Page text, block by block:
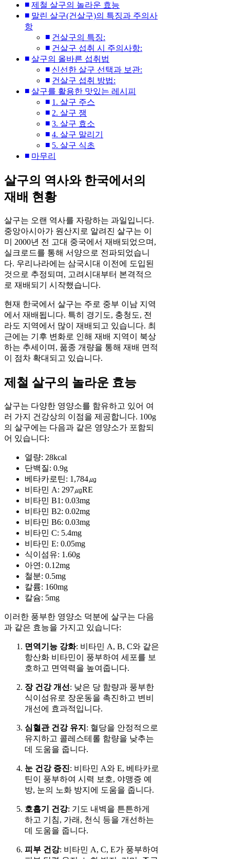
제철 살구의 놀라운 효능
말린 살구(건살구)의 특징과 주의사
항
건살구의 특징:
건살구 섭취 시 주의사항:
살구의 올바른 섭취법
신선한 살구 선택과 보관:
건살구 섭취 방법:
살구를 활용한 맛있는 레시피
1. 살구 주스
2. 살구 잼
3. 살구 효소
4. 살구 말리기
5. 살구 식초
마무리
살구의 역사와 한국에서의
재배 현황
살구는 오랜 역사를 자랑하는 과일입니다.
중앙아시아가 원산지로 알려진 살구는 이
미 2000년 전 고대 중국에서 재배되었으며,
실크로드를 통해 서양으로 전파되었습니
다. 우리나라에는 삼국시대 이전에 도입된
것으로 추정되며, 고려시대부터 본격적으
로 재배되기 시작했습니다.
현재 한국에서 살구는 주로 중부 이남 지역
에서 재배됩니다. 특히 경기도, 충청도, 전
라도 지역에서 많이 재배되고 있습니다. 최
근에는 기후 변화로 인해 재배 지역이 북상
하는 추세이며, 품종 개량을 통해 재배 면적
이 점차 확대되고 있습니다.
제철 살구의 놀라운 효능
살구는 다양한 영양소를 함유하고 있어 여
러 가지 건강상의 이점을 제공합니다. 100g
의 살구에는 다음과 같은 영양소가 포함되
어 있습니다:
열량: 28kcal
단백질: 0.9g
베타카로틴: 1,784㎍
비타민 A: 297㎍RE
비타민 B1: 0.03mg
비타민 B2: 0.02mg
비타민 B6: 0.03mg
비타민 C: 5.4mg
비타민 E: 0.05mg
식이섬유: 1.60g
아연: 0.12mg
철분: 0.5mg
칼륨: 160mg
칼슘: 5mg
이러한 풍부한 영양소 덕분에 살구는 다음
과 같은 효능을 가지고 있습니다:
면역기능 강화: 비타민 A, B, C와 같은
항산화 비타민이 풍부하여 세포를 보
호하고 면역력을 높여줍니다.
장 건강 개선 : 낮은 당 함량과 풍부한
식이섬유로 장운동을 촉진하고 변비
개선에 효과적입니다.
심혈관 건강 유지 : 혈당을 안정적으로
유지하고 콜레스테롤 함량을 낮추는
데 도움을 줍니다.
눈 건강 증진: 비타민 A와 E, 베타카로
틴이 풍부하여 시력 보호, 야맹증 예
방, 눈의 노화 방지에 도움을 줍니다.
호흡기 건강: 기도 내벽을 튼튼하게
하고 기침, 가래, 천식 등을 개선하는
데 도움을 줍니다.
피부 건강: 비타민 A, C, E가 풍부하여